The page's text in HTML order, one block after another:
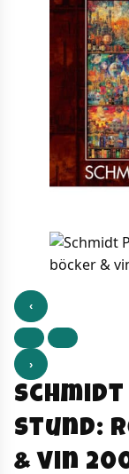
‹
›
Schmidt
Stund:
& vin